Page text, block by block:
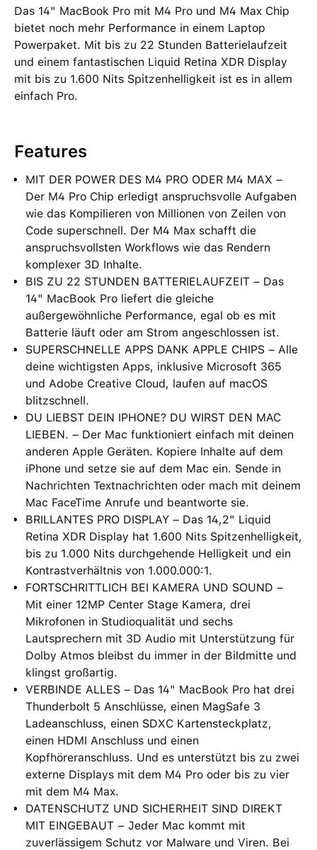
Das 14" MacBook Pro mit M4 Pro und M4 Max Chip
bietet noch mehr Performance in einem Laptop
Powerpaket. Mit bis zu 22 Stunden Batterielaufzeit
und einem fantastischen Liquid Retina XDR Display
mit bis zu 1.600 Nits Spitzenhelligkeit ist es in allem
einfach Pro.
Features
MIT DER POWER DES M4 PRO ODER M4 MAX –
Der M4 Pro Chip erledigt anspruchsvolle Aufgaben
wie das Kompilieren von Millionen von Zeilen von
Code superschnell. Der M4 Max schafft die
anspruchsvollsten Workflows wie das Rendern
komplexer 3D Inhalte.
BIS ZU 22 STUNDEN BATTERIELAUFZEIT – Das
14" MacBook Pro liefert die gleiche
außergewöhnliche Performance, egal ob es mit
Batterie läuft oder am Strom angeschlossen ist.
SUPERSCHNELLE APPS DANK APPLE CHIPS – Alle
deine wichtigsten Apps, inklusive Microsoft 365
und Adobe Creative Cloud, laufen auf macOS
blitzschnell.
DU LIEBST DEIN IPHONE? DU WIRST DEN MAC
LIEBEN. – Der Mac funktioniert einfach mit deinen
anderen Apple Geräten. Kopiere Inhalte auf dem
iPhone und setze sie auf dem Mac ein. Sende in
Nachrichten Textnachrichten oder mach mit deinem
Mac FaceTime Anrufe und beantworte sie.
BRILLANTES PRO DISPLAY – Das 14,2" Liquid
Retina XDR Display hat 1.600 Nits Spitzenhelligkeit,
bis zu 1.000 Nits durchgehende Helligkeit und ein
Kontrastverhältnis von 1.000.000:1.
FORTSCHRITTLICH BEI KAMERA UND SOUND –
Mit einer 12MP Center Stage Kamera, drei
Mikrofonen in Studioqualität und sechs
Lautsprechern mit 3D Audio mit Unterstützung für
Dolby Atmos bleibst du immer in der Bildmitte und
klingst großartig.
VERBINDE ALLES – Das 14" MacBook Pro hat drei
Thunderbolt 5 Anschlüsse, einen MagSafe 3
Ladeanschluss, einen SDXC Kartensteckplatz,
einen HDMI Anschluss und einen
Kopfhöreranschluss. Und es unterstützt bis zu zwei
externe Displays mit dem M4 Pro oder bis zu vier
mit dem M4 Max.
DATENSCHUTZ UND SICHERHEIT SIND DIREKT
MIT EINGEBAUT − Jeder Mac kommt mit
zuverlässigem Schutz vor Malware und Viren. Bei